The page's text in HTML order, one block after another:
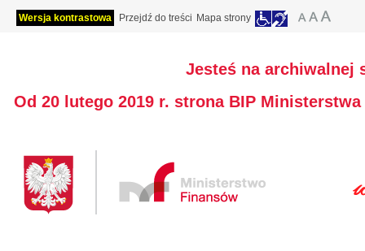
Wersja kontrastowa Przejdź do treści Mapa strony
Jesteś na archiwalnej
Od 20 lutego 2019 r. strona BIP